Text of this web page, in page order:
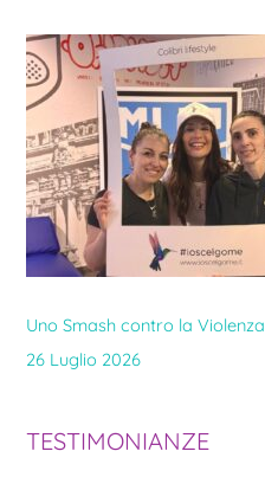
Uno Smash contro la Violenza
26 Luglio 2026
TESTIMONIANZE